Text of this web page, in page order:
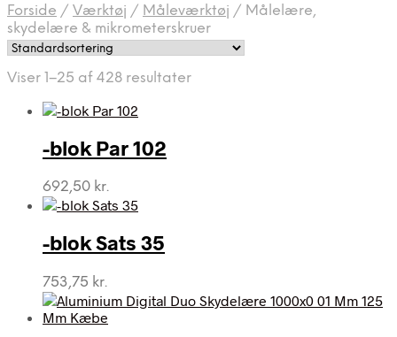
Forside / Værktøj / Måleværktøj / Målelære,
skydelære & mikrometerskruer
Viser 1–25 af 428 resultater
-blok Par 102
692,50 kr.
-blok Sats 35
753,75 kr.